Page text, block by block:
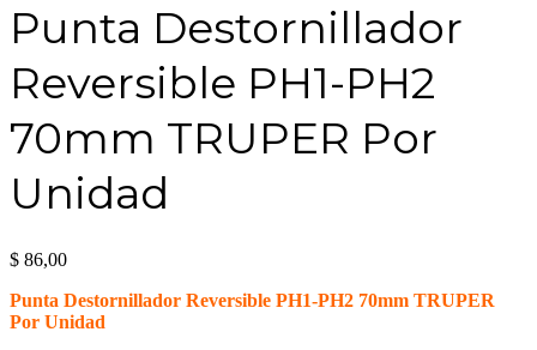
Punta Destornillador
Reversible PH1-PH2
70mm TRUPER Por
Unidad
$ 86,00
Punta Destornillador Reversible PH1-PH2 70mm TRUPER
Por Unidad